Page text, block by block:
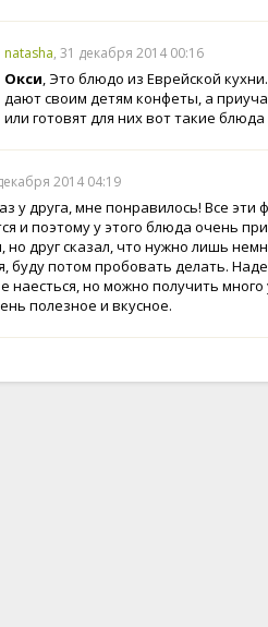
natasha, 31 декабря 2014 00:16
Окси, Это блюдо из Еврейской
дают своим детям конфеты, а
или готовят для них вот такие
2014 04:19
у друга, мне понравилось! Все
и поэтому у этого блюда очень
но друг сказал, что нужно лишь
буду потом пробовать делать.
наесться, но можно получить много
полезное и вкусное.